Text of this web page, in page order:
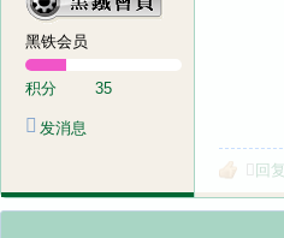
黑铁会员
积分 35
发消息
回复